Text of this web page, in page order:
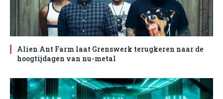
Alien Ant Farm laat Grenswerk terugkeren naar de
hoogtijdagen van nu-metal